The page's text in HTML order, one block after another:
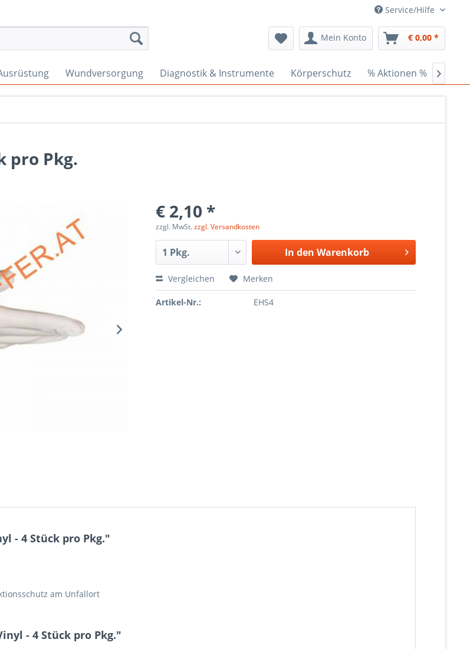
Service/Hilfe
Mein Konto € 0,00 *
Wundversorgung Diagnostik & Instrumente Körperschutz % Aktionen % 
pro Pkg.
€ 2,10 *
zzgl. MwSt.zzgl. Versandkosten
In den Warenkorb
Vergleichen Merken
Artikel-Nr.: EHS4
- 4 Stück pro Pkg."
am Unfallort
- 4 Stück pro Pkg."